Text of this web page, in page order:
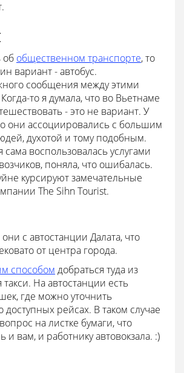
об общественном транспорте, то
вариант - автобус.
сообщения между этими
то я думала, что во Вьетнаме
- это не вариант. У
они ассоциировались с большим
духотой и тому подобным.
сама воспользовалась услугами
поняла, что ошибалась.
курсируют замечательные
The Sihn Tourist.
с автостанции Далата, что
от центра города.
способом добраться туда из
такси. На автостанции есть
где можно уточнить
рейсах. В таком случае
на листке бумаги, что
и вам, и работнику автовокзала. :)